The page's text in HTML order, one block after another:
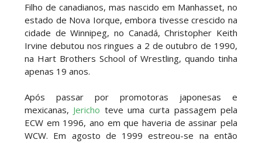
SCSA867 -Aug 07 2026
AEW: Samoa Joe faz tease de regresso no All In
SCSA867-Aug 07 2026
WWE: Possível adversário de Roman Reigns no
Filho de canadianos, mas nascido em Manhasset, no
estado de Nova Iorque, embora tivesse crescido na
cidade de Winnipeg, no Canadá, Christopher Keith
Irvine debutou nos ringues a 2 de outubro de 1990,
na Hart Brothers School of Wrestling, quando tinha
apenas 19 anos.
Após passar por promotoras japonesas e
mexicanas, Jericho teve uma curta passagem pela
ECW em 1996, ano em que haveria de assinar pela
WCW. Em agosto de 1999 estreou-se na então